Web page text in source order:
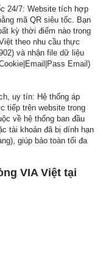
24/7: Website tích hợp
mã QR siêu tốc. Bạn
kỳ thời điểm nào trong
theo nhu cầu thực
và nhận file dữ liệu
Email)
uy tín: Hệ thống áp
tiếp trên website trong
về hệ thống ban đầu
tài khoản đã bị dính hạn
giúp bảo toàn tối đa
VIA Việt tại